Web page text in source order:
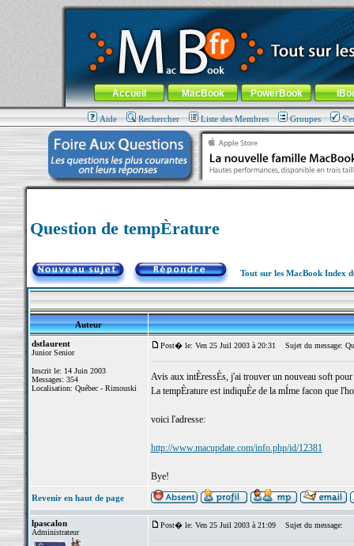
MacBook-fr.com : 100% Apple... 100% nomade !
Aller au contenu-Aller au menu général-Aller au menu de
Menu général
Accueil MacBook PowerBook
Aide Rechercher Liste des Membres Groupes
Question de tempÈrature
Tout sur les MacBook Index
Auteur
dstlaurent
Junior Senior
Inscrit le: 14 Juin 2003
Messages: 354
Localisation: Québec - Rimouski
Post� le: Ven 25 Juil 2003 à 20:31 Sujet du message:
Avis aux intÈressÈs, j'ai trouver un nouveau soft
La tempÈrature est indiquÈe de la mÍme facon que
voici l'adresse:
http://www.macupdate.com/info.php/id/12381
Bye!
Revenir en haut de page
lpascalon
Administrateur
Post� le: Ven 25 Juil 2003 à 21:09 Sujet du message: